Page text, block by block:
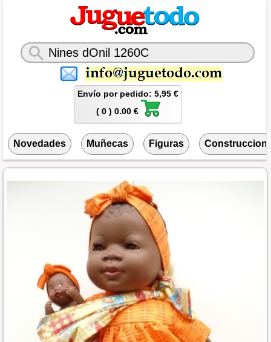
Envío por pedido: 5,95 €
( 0 ) 0.00 €
Novedades Muñecas Figuras